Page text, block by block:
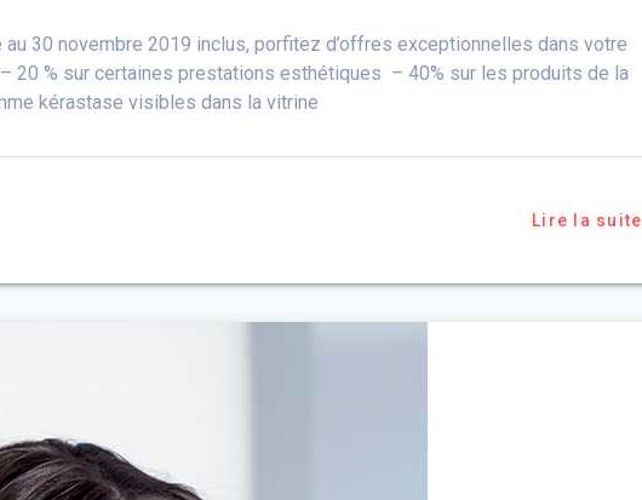
au 30 novembre 2019 inclus, porfitez d’offres exceptionnelles dans votre
20 % sur certaines prestations esthétiques – 40% sur les produits de la
kérastase visibles dans la vitrine
Lire la suite